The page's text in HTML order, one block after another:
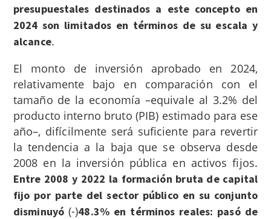
presupuestales destinados a este concepto en
2024 son limitados en términos de su escala y
alcance.
El monto de inversión aprobado en 2024,
relativamente bajo en comparación con el
tamaño de la economía –equivale al 3.2% del
producto interno bruto (PIB) estimado para ese
año–, difícilmente será suficiente para revertir
la tendencia a la baja que se observa desde
2008 en la inversión pública en activos fijos.
Entre 2008 y 2022 la formación bruta de capital
fijo por parte del sector público en su conjunto
disminuyó(-)48.3% en términos reales: pasó de